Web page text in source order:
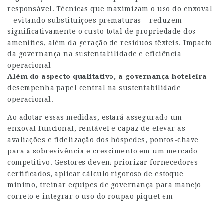
responsável. Técnicas que maximizam o uso do enxoval
– evitando substituições prematuras – reduzem
significativamente o custo total de propriedade dos
amenities, além da geração de resíduos têxteis. Impacto
da governança na sustentabilidade e eficiência
operacional
Além do aspecto qualitativo, a governança hoteleira
desempenha papel central na sustentabilidade
operacional.
Ao adotar essas medidas, estará assegurado um
enxoval funcional, rentável e capaz de elevar as
avaliações e fidelização dos hóspedes, pontos-chave
para a sobrevivência e crescimento em um mercado
competitivo. Gestores devem priorizar fornecedores
certificados, aplicar cálculo rigoroso de estoque
mínimo, treinar equipes de governança para manejo
correto e integrar o uso do roupão piquet em